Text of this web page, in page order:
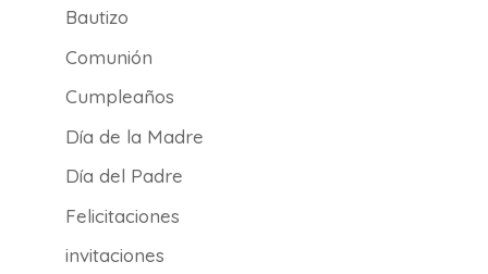
Bautizo
Comunión
Cumpleaños
Día de la Madre
Día del Padre
Felicitaciones
invitaciones